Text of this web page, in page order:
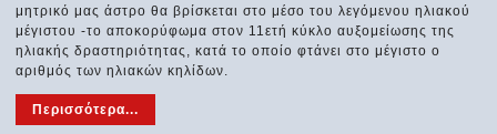
μητρικό μας άστρο θα βρίσκεται στο μέσο του λεγόμενου ηλιακού
μέγιστου -το αποκορύφωμα στον 11ετή κύκλο αυξομείωσης της
ηλιακής δραστηριότητας, κατά το οποίο φτάνει στο μέγιστο ο
αριθμός των ηλιακών κηλίδων.
Περισσότερα...